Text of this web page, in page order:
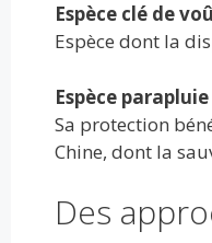
Espèce clé de
Espèce dont la
Espèce parapluie
Sa protection
Chine, dont la
Des